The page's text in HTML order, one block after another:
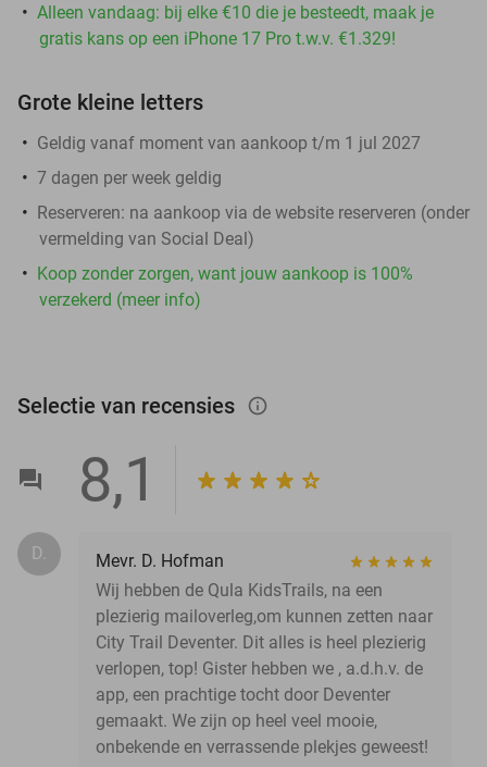
Alleen vandaag: bij elke €10 die je besteedt, maak je
gratis kans op een iPhone 17 Pro t.w.v. €1.329!
Grote kleine letters
Geldig vanaf moment van aankoop t/m 1 jul 2027
7 dagen per week geldig
Reserveren: na aankoop via de website reserveren (onder
vermelding van Social Deal)
Koop zonder zorgen, want jouw aankoop is 100%
verzekerd (meer info)
Selectie van recensies info_outlined
8,1
D.
Mevr. D. Hofman
Wij hebben de Qula KidsTrails, na een
plezierig mailoverleg,om kunnen zetten naar
City Trail Deventer. Dit alles is heel plezierig
verlopen, top! Gister hebben we , a.d.h.v. de
app, een prachtige tocht door Deventer
gemaakt. We zijn op heel veel mooie,
onbekende en verrassende plekjes geweest!